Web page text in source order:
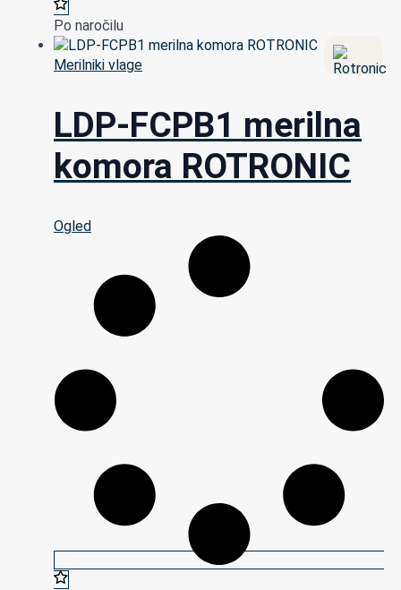
Po naročilu
Merilniki vlage
LDP-FCPB1 merilna
komora ROTRONIC
Ogled